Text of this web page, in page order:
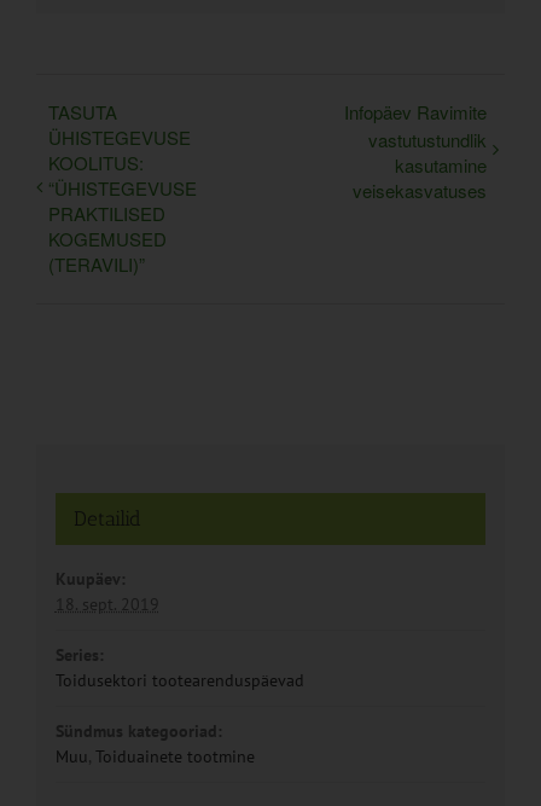
TASUTA
ÜHISTEGEVUSE
KOOLITUS:
“ÜHISTEGEVUSE
PRAKTILISED
KOGEMUSED
(TERAVILI)”
Infopäev Ravimite
vastutustundlik
kasutamine
veisekasvatuses
Detailid
Kuupäev:
18. sept. 2019
Series:
Toidusektori tootearenduspäevad
Sündmus kategooriad:
Muu, Toiduainete tootmine